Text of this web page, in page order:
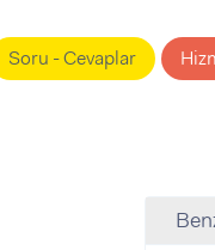
Soru - Cevaplar